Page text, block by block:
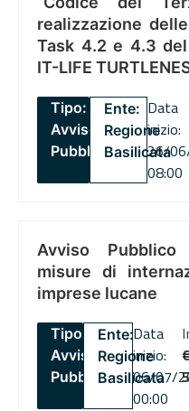
realizzazione
Task 4.2 e 4.3 del
IT-LIFE
Tipo:
Avviso
Pubblico
Ente:
Regione
Basilicata
Data
inizio:
26/
08:00
Avviso
misure di
imprese lucane
Tipo:
Avviso
Pubblico
Ente:
Regione
Basilicata
Data
inizio:
06/07/
00:00
€